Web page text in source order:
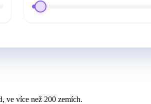
ve více než 200 zemích.